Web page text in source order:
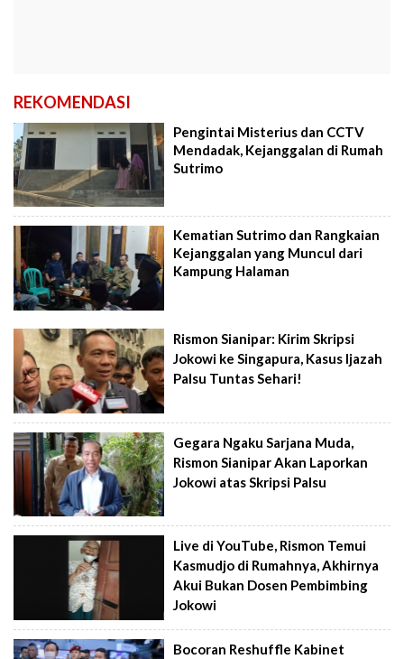
REKOMENDASI
Pengintai Misterius dan CCTV
Mendadak, Kejanggalan di Rumah
Sutrimo
Kematian Sutrimo dan Rangkaian
Kejanggalan yang Muncul dari
Kampung Halaman
Rismon Sianipar: Kirim Skripsi
Jokowi ke Singapura, Kasus Ijazah
Palsu Tuntas Sehari!
Gegara Ngaku Sarjana Muda,
Rismon Sianipar Akan Laporkan
Jokowi atas Skripsi Palsu
Live di YouTube, Rismon Temui
Kasmudjo di Rumahnya, Akhirnya
Akui Bukan Dosen Pembimbing
Jokowi
Bocoran Reshuffle Kabinet